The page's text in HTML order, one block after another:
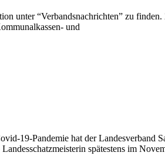
unter “Verbandsnachrichten” zu
und
19-Pandemie hat der Landesverband
spätestens im